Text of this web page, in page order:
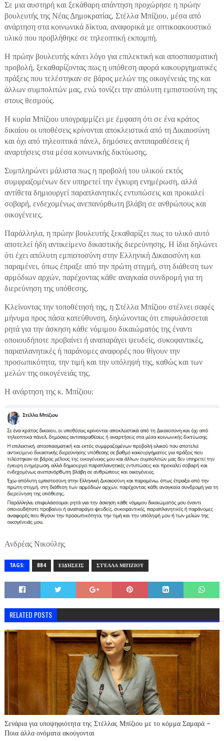
Σε μια αυστηρή και ξεκάθαρη απάντηση προχώρησε η πρώην
βουλευτής της Νέας Δημοκρατίας, Στέλλα Μπίζιου, μέσα από
ανάρτηση στα κοινωνικά δίκτυα, αναφορικά με οπτικοακουστικό
υλικό που προβλήθηκε σε τηλεοπτική εκπομπή.
Η πρώην βουλευτής κάνει λόγο για επιλεκτική και αποσπασματική
προβολή, ξεκαθαρίζοντας πως η υπόθεση αφορά κακουργηματικές
πράξεις που τελέστηκαν σε βάρος μελών της οικογένειάς της και
άλλων συμπολιτών μας, ενώ τονίζει την απόλυτη εμπιστοσύνη της
στους θεσμούς.
Η κυρία Μπίζιου υπογραμμίζει με έμφαση ότι σε ένα κράτος
δικαίου οι υποθέσεις κρίνονται αποκλειστικά από τη Δικαιοσύνη
και όχι από τηλεοπτικά πάνελ, δημόσιες αντιπαραθέσεις ή
αναρτήσεις στα μέσα κοινωνικής δικτύωσης.
Συμπληρώνει μάλιστα πως η προβολή του υλικού εκτός
συμφραζομένων δεν υπηρετεί την έγκυρη ενημέρωση, αλλά
αντίθετα δημιουργεί παραπλανητικές εντυπώσεις και προκαλεί
σοβαρή, ενδεχομένως ανεπανόρθωτη βλάβη σε ανθρώπους και
οικογένειες.
Παράλληλα, η πρώην βουλευτής ξεκαθαρίζει πως το υλικό αυτό
αποτελεί ήδη αντικείμενο δικαστικής διερεύνησης. Η ίδια δηλώνει
ότι έχει απόλυτη εμπιστοσύνη στην Ελληνική Δικαιοσύνη και
παραμένει, όπως έπραξε από την πρώτη στιγμή, στη διάθεση των
αρμόδιων αρχών, παρέχοντας κάθε αναγκαία συνδρομή για τη
διερεύνηση της υπόθεσης.
Κλείνοντας την τοποθέτησή της, η Στέλλα Μπίζιου στέλνει σαφές
μήνυμα προς πάσα κατεύθυνση, δηλώνοντας ότι επιφυλάσσεται
ρητά για την άσκηση κάθε νόμιμου δικαιώματός της έναντι
οποιουδήποτε προβαίνει ή αναπαράγει ψευδείς, συκοφαντικές,
παραπλανητικές ή παράνομες αναφορές που θίγουν την
προσωπικότητα, την τιμή και την υπόληψή της, καθώς και των
μελών της οικογένειάς της.
Η ανάρτηση της κ. Μπίζιου:
Ανδρέας Νικούλης
TAGS: 884 ΕΙΔΉΣΕΙΣ ΣΤΈΛΛΑ ΜΠΊΖΙΟΥ
RELATED POSTS
Σενάρια για υποψηφιότητα της Στέλλας Μπίζιου με το κόμμα Σαμαρά –
Ποια άλλα ονόματα ακούγονται